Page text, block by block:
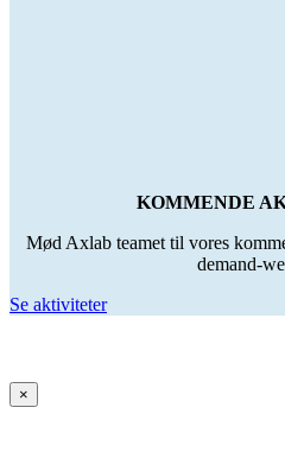
KOMMENDE
Mød Axlab teamet til vores
demand-
Se aktiviteter
×